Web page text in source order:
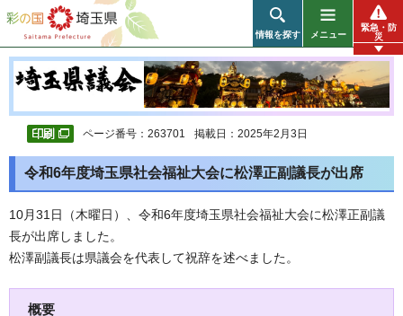
彩の国 埼玉県
情報を探す メニュー
緊急・防
災
ページ番号：263701 掲載日：2025年2月3日
令和6年度埼玉県社会福祉大会に松澤正副議長が出席
10月31日（木曜日）、令和6年度埼玉県社会福祉大会に松澤正副議
長が出席しました。
松澤副議長は県議会を代表して祝辞を述べました。
概要